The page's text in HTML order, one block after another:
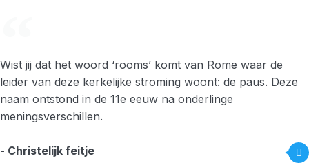
Wist jij dat het woord ‘rooms’ komt van Rome waar de
leider van deze kerkelijke stroming woont: de paus. Deze
naam ontstond in de 11e eeuw na onderlinge
meningsverschillen.
- Christelijk feitje